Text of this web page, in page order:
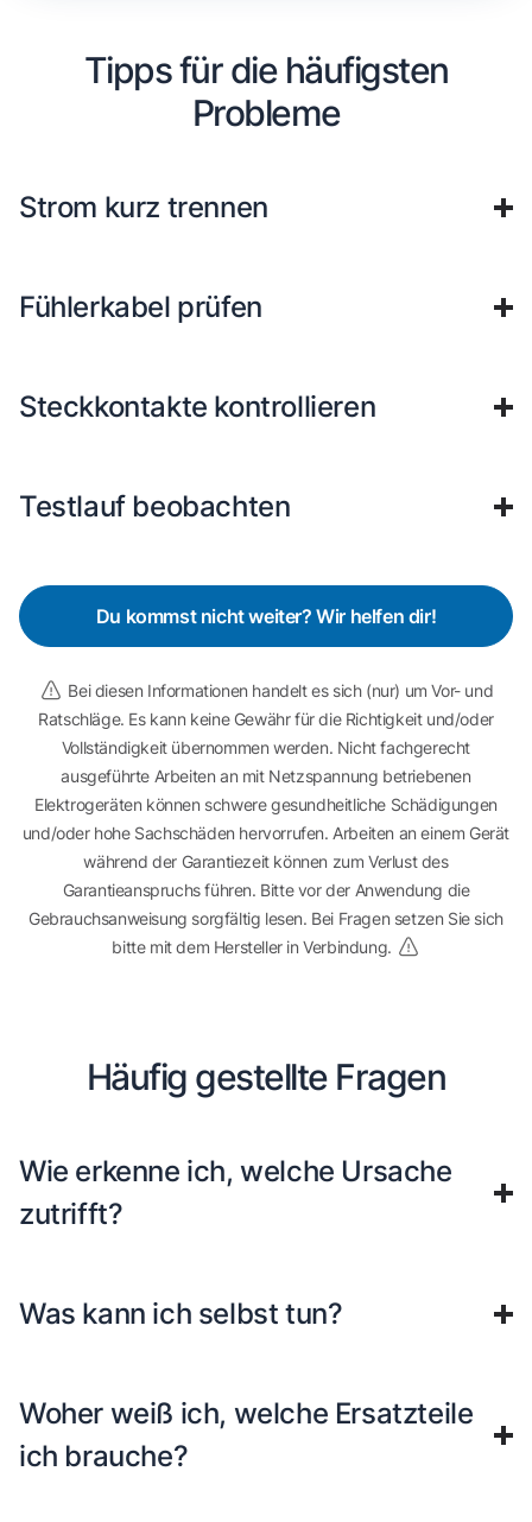
Tipps für die häufigsten
Probleme
Strom kurz trennen
Fühlerkabel prüfen
Steckkontakte kontrollieren
Testlauf beobachten
Du kommst nicht weiter? Wir helfen dir!
Bei diesen Informationen handelt es sich (nur) um Vor- und
Ratschläge. Es kann keine Gewähr für die Richtigkeit und/oder
Vollständigkeit übernommen werden. Nicht fachgerecht
ausgeführte Arbeiten an mit Netzspannung betriebenen
Elektrogeräten können schwere gesundheitliche Schädigungen
und/oder hohe Sachschäden hervorrufen. Arbeiten an einem Gerät
während der Garantiezeit können zum Verlust des
Garantieanspruchs führen. Bitte vor der Anwendung die
Gebrauchsanweisung sorgfältig lesen. Bei Fragen setzen Sie sich
bitte mit dem Hersteller in Verbindung.
Häufig gestellte Fragen
Wie erkenne ich, welche Ursache
zutrifft?
Was kann ich selbst tun?
Woher weiß ich, welche Ersatzteile
ich brauche?